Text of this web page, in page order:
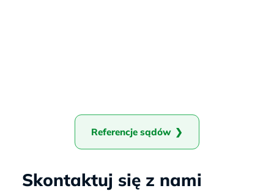
Referencje sądów
Skontaktuj się z nami